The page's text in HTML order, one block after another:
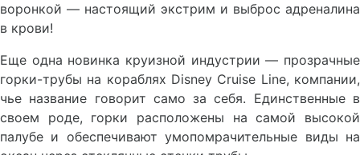
воронкой — настоящий экстрим и выброс адреналина
в крови!
Еще одна новинка круизной индустрии — прозрачные
горки-трубы на кораблях Disney Cruise Line, компании,
чье название говорит само за себя. Единственные в
своем роде, горки расположены на самой высокой
палубе и обеспечивают умопомрачительные виды на